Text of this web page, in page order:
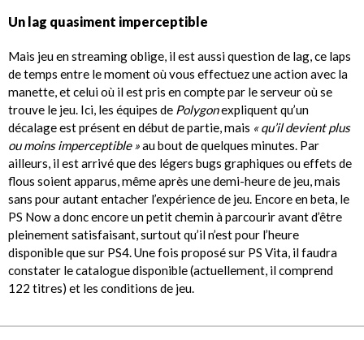
Un lag quasiment imperceptible
Mais jeu en streaming oblige, il est aussi question de lag, ce laps
de temps entre le moment où vous effectuez une action avec la
manette, et celui où il est pris en compte par le serveur où se
trouve le jeu. Ici, les équipes de Polygonexpliquent qu’un
décalage est présent en début de partie, mais « qu’il devient plus
ou moins imperceptible »au bout de quelques minutes. Par
ailleurs, il est arrivé que des légers bugs graphiques ou effets de
flous soient apparus, même après une demi-heure de jeu, mais
sans pour autant entacher l’expérience de jeu. Encore en beta, le
PS Now a donc encore un petit chemin à parcourir avant d’être
pleinement satisfaisant, surtout qu’il n’est pour l’heure
disponible que sur PS4. Une fois proposé sur PS Vita, il faudra
constater le catalogue disponible (actuellement, il comprend
122 titres) et les conditions de jeu.